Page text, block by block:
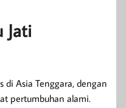
Jati
di Asia Tenggara, dengan
pertumbuhan alami.